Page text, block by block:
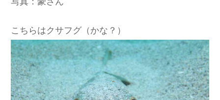
こちらはクサフグ（かな？）